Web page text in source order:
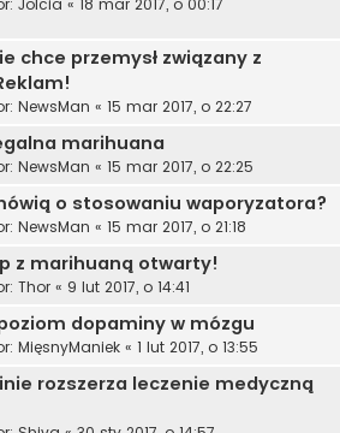
Jolcia « 18 mar 2017, o 00:17
chce przemysł związany z
NewsMan « 15 mar 2017, o 22:27
marihuana
NewsMan « 15 mar 2017, o 22:25
o stosowaniu waporyzatora?
NewsMan « 15 mar 2017, o 21:18
z marihuaną otwarty!
Thor « 9 lut 2017, o 14:41
dopaminy w mózgu
MięsnyManiek « 1 lut 2017, o 13:55
rozszerza leczenie medyczną